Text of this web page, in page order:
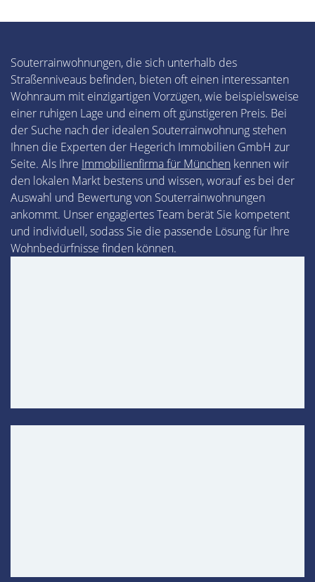
Souterrainwohnungen, die sich unterhalb des
Straßenniveaus befinden, bieten oft einen interessanten
Wohnraum mit einzigartigen Vorzügen, wie beispielsweise
einer ruhigen Lage und einem oft günstigeren Preis. Bei
der Suche nach der idealen Souterrainwohnung stehen
Ihnen die Experten der Hegerich Immobilien GmbH zur
Seite. Als Ihre Immobilienfirma für München kennen wir
den lokalen Markt bestens und wissen, worauf es bei der
Auswahl und Bewertung von Souterrainwohnungen
ankommt. Unser engagiertes Team berät Sie kompetent
und individuell, sodass Sie die passende Lösung für Ihre
Wohnbedürfnisse finden können.